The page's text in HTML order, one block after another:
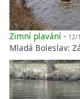
Zimní plavání - 12/
Mladá Boleslav: